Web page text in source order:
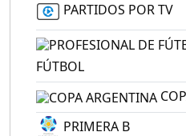
PARTIDOS POR TV
FÚTBOL
PRIMERA B